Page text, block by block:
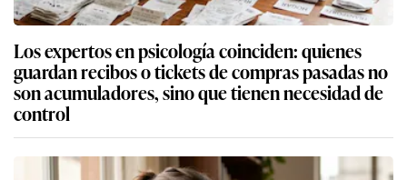
Los expertos en psicología coinciden: quienes
guardan recibos o tickets de compras pasadas no
son acumuladores, sino que tienen necesidad de
control